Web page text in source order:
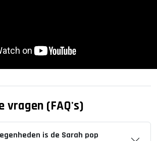
vragen (FAQ's)
is de Sarah pop